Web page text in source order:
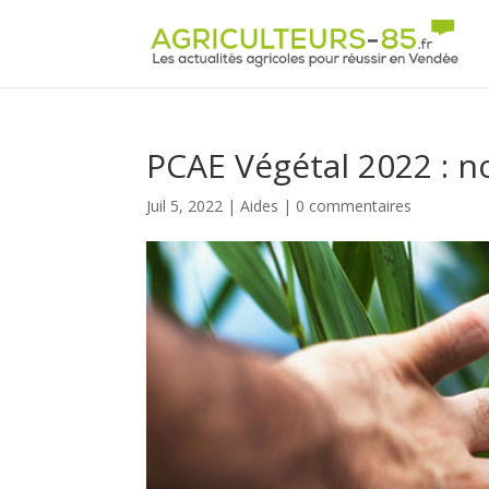
PCAE Végétal 2022 :
Juil 5, 2022 |Aides | 0 commentaires